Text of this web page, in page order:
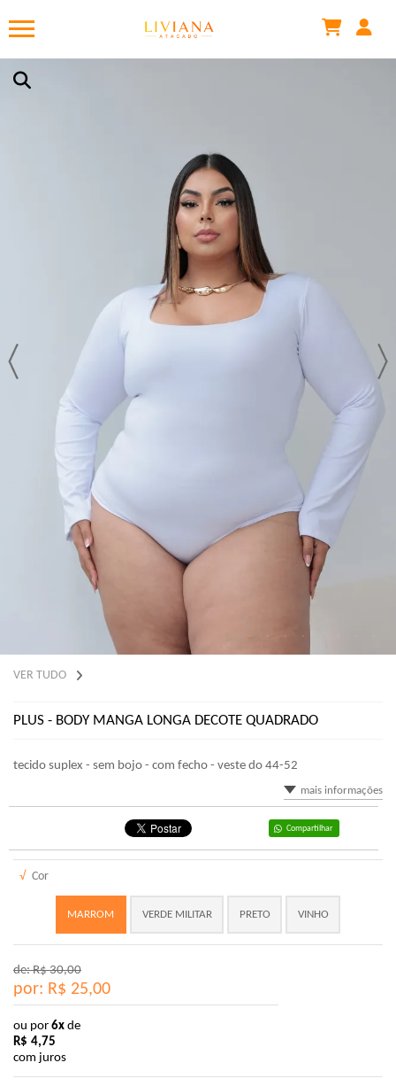
VER TUDO
PLUS - BODY MANGA LONGA DECOTE QUADRADO
tecido suplex - sem bojo - com fecho - veste do 44-52
mais informações
Compartilhar
√ Cor
MARROM VERDE MILITAR PRETO VINHO
de: R$30,00
por: R$ 25,00
ou por 6x de
R$ 4,75
com juros